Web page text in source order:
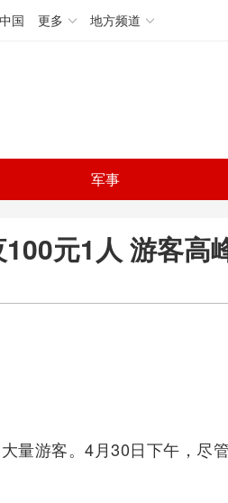
国 更多 地方频道
军事
元1人 游客高
量游客。4月30日下午，尽